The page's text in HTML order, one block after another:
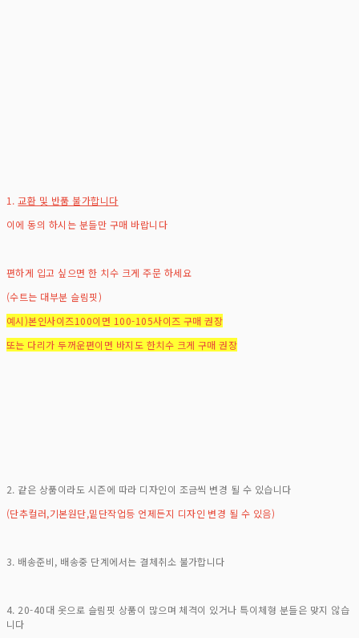
1.교환 및 반품 불가합니다
이에 동의 하시는 분들만 구매 바랍니다
편하게 입고 싶으면 한 치수 크게 주문 하세요
(수트는 대부분 슬림핏)
예시)본인사이즈100이면 100-105사이즈 구매 권장
또는 다리가 두꺼운편이면 바지도 한치수 크게 구매 권장
2. 같은 상품이라도 시즌에 따라 디자인이 조금씩 변경 될 수 있습니다
(단추컬러,기본원단,밑단작업등 언제든지 디자인 변경 될 수 있음)
3. 배송준비, 배송중 단계에서는 결체취소 불가합니다
4. 20-40대 옷으로 슬림핏 상품이 많으며 체격이 있거나 특이체형 분들은 맞지 않습
니다